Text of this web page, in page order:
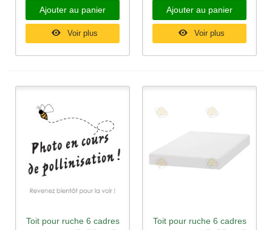
Ajouter au panier
Voir plus
Ajouter au panier
Voir plus
Toit pour ruche 6 cadres
Toit pour ruche 6 cadres